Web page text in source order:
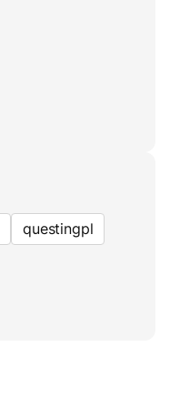
questingpl